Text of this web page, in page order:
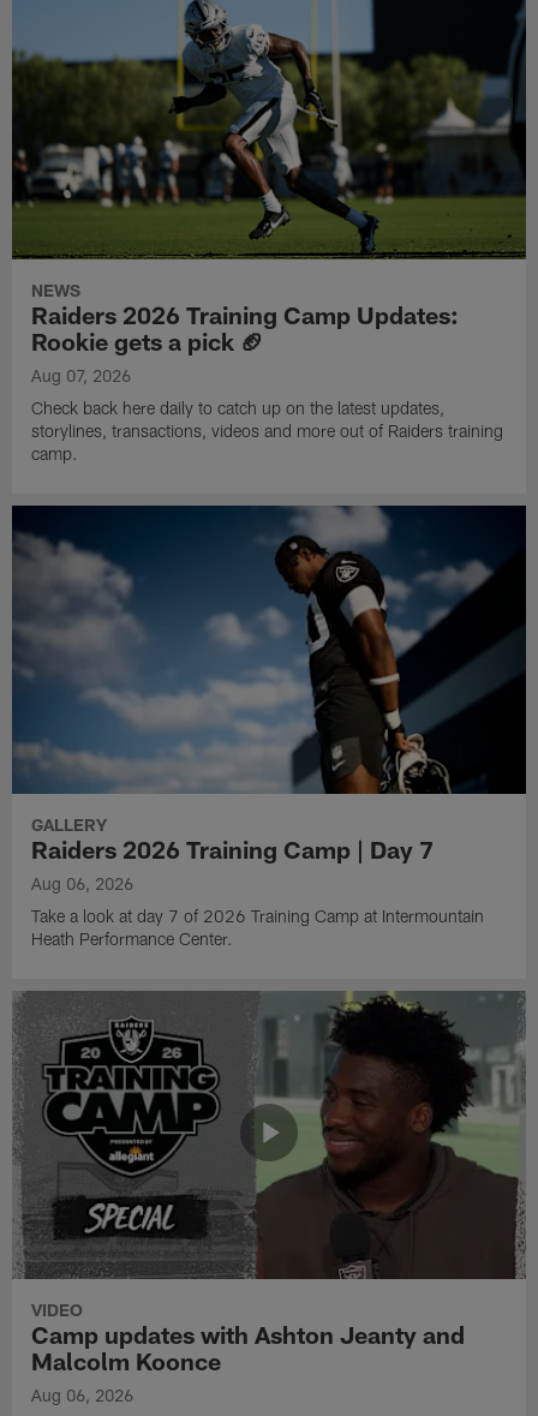
NEWS
Raiders 2026 Training Camp Updates:
Rookie gets a pick 🏈
Aug 07, 2026
Check back here daily to catch up on the latest updates,
storylines, transactions, videos and more out of Raiders training
camp.
GALLERY
Raiders 2026 Training Camp | Day 7
Aug 06, 2026
Take a look at day 7 of 2026 Training Camp at Intermountain
Heath Performance Center.
VIDEO
Camp updates with Ashton Jeanty and
Malcolm Koonce
Aug 06, 2026